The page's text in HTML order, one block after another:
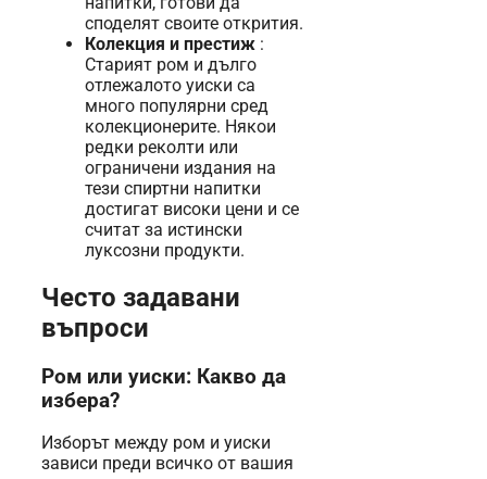
споделят своите открития.
Колекция и престиж :
Старият ром и дълго
отлежалото уиски са
много популярни сред
колекционерите. Някои
редки реколти или
ограничени издания на
тези спиртни напитки
достигат високи цени и се
считат за истински
луксозни продукти.
Често задавани
въпроси
Ром или уиски: Какво да
избера?
Изборът между ром и уиски
зависи преди всичко от вашия